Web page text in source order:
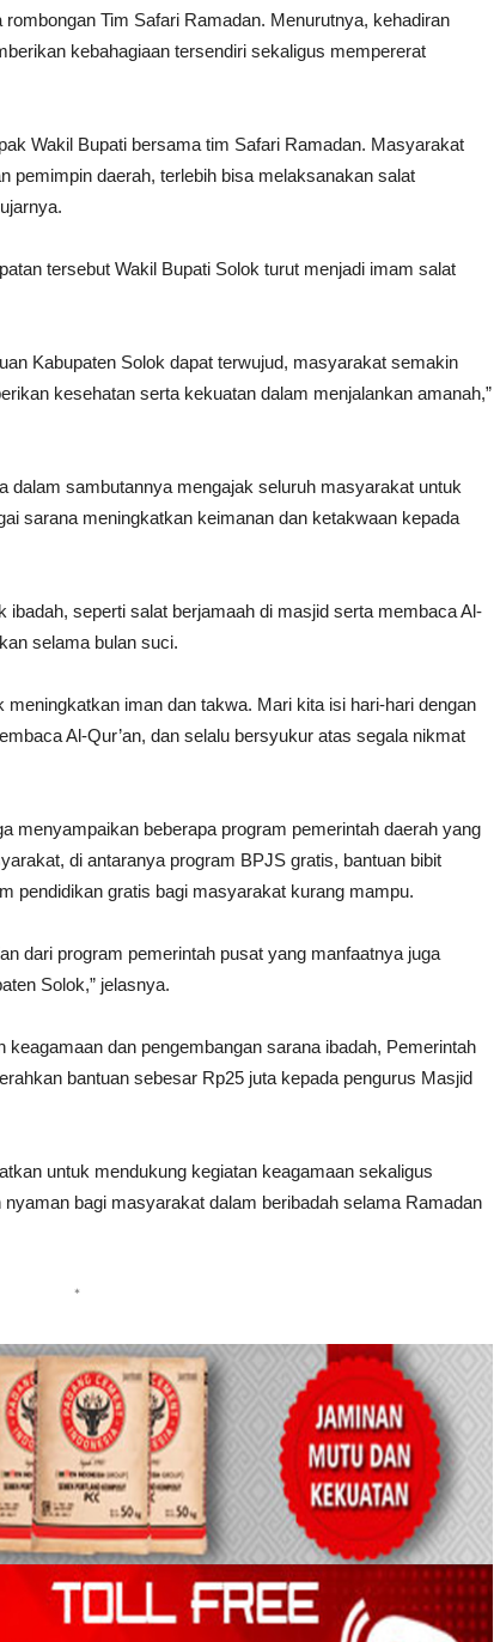
Tim Safari Ramadan. Menurutnya, kehadiran
kebahagiaan tersendiri sekaligus mempererat
Wakil Bupati bersama tim Safari Ramadan. Masyarakat
pemimpin daerah, terlebih bisa melaksanakan salat
tersebut Wakil Bupati Solok turut menjadi imam salat
Kabupaten Solok dapat terwujud, masyarakat semakin
kesehatan serta kekuatan dalam menjalankan amanah,”
dalam sambutannya mengajak seluruh masyarakat untuk
sarana meningkatkan keimanan dan ketakwaan kepada
ibadah, seperti salat berjamaah di masjid serta membaca Al-
selama bulan suci.
meningkatkan iman dan takwa. Mari kita isi hari-hari dengan
Al-Qur’an, dan selalu bersyukur atas segala nikmat
menyampaikan beberapa program pemerintah daerah yang
di antaranya program BPJS gratis, bantuan bibit
pendidikan gratis bagi masyarakat kurang mampu.
dari program pemerintah pusat yang manfaatnya juga
Solok,” jelasnya.
keagamaan dan pengembangan sarana ibadah, Pemerintah
bantuan sebesar Rp25 juta kepada pengurus Masjid
untuk mendukung kegiatan keagamaan sekaligus
bagi masyarakat dalam beribadah selama Ramadan
*